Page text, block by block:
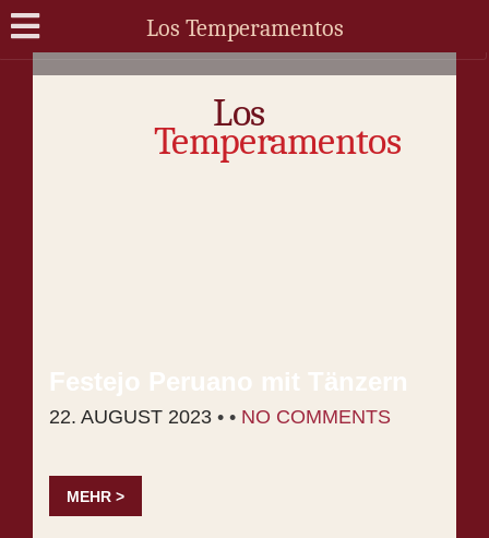
Los Temperamentos
Los
Temperamentos
Fes­te­jo Pe­ru­a­no mit Tän­zern
22. AUGUST 2023 • • NO COMMENTS
MEHR >